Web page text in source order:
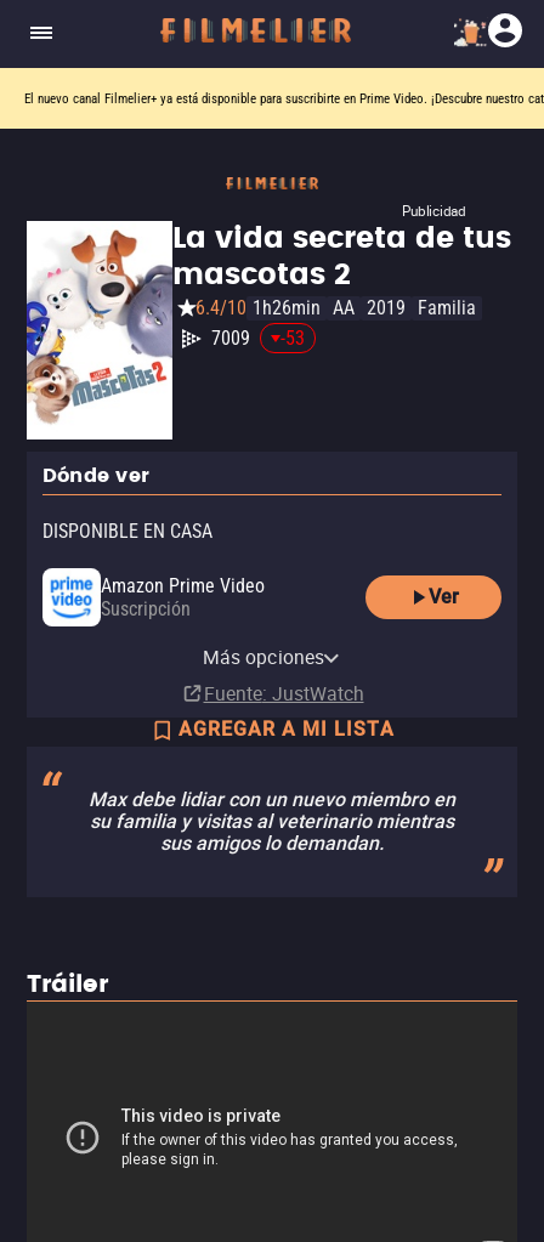
El nuevo canal Filmelier+ ya está disponible para suscribirte en Prime Video. ¡Descubre nuestro
Publicidad
La vida secreta de tus
mascotas 2
6.4/10 1h26min AA 2019
Familia
7009
-53
Dónde ver
DISPONIBLE EN CASA
Amazon Prime Video
Suscripción
Ver
Amazon Video
Apple TV Store
Claro video
Más opciones
Fuente: JustWatch
AGREGAR A MI LISTA
Max debe lidiar con un nuevo miembro en
su familia y visitas al veterinario mientras
sus amigos lo demandan.
Tráiler